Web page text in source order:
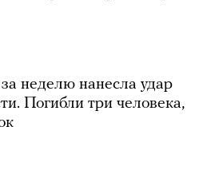
неделю нанесла удар
Погибли три человека,